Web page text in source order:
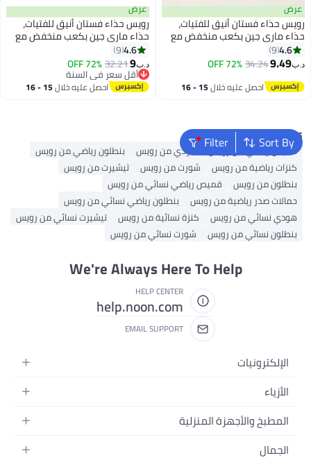
4
عرض
رويس حذاء فستان أنيق للفتيات،
حذاء ماري جين بكعب منخفض مع
لآلئ وعقدة على شكل عقدة،
مناسب للحفلات وحفلات الزفاف
والمدرسة والارتداء اليومي أو
المناسبات الأخرى
4.6
9
د.ب‏9.49
34.24
72% OFF
احصل عليه خلال 15 - 16
4
عرض
رويس حذاء فستان أنيق للفتيات،
حذاء ماري جين بكعب منخفض مع
عقدة على شكل عقدة، حذاء الأميرة
اللامع بتصميم فيلكرو لاصق،
مناسب للحفلات أو حفلات الزفاف أو
المدرسة أو الارتداء اليومي أو
4.6
9
د.ب‏9
32.21
72% OFF
أقل سعر في السنة
أقل سعر في السنة
احصل عليه خلال 15 - 16
Sort By
FilterPopular Searches
قميص رياضي من رويس هودي من رويس
بنطلون رياضي من رويس
كنزات رياضية من رويس
شورت من رويس
تيشيرت من رويس
بنطلون من رويس
قميص رياضي نسائي من رويس
حمالات صدر رياضية من رويس
بنطلون رياضي نسائي من رويس
هودي نسائي من رويس
كنزة نسائية من رويس
تيشيرت نسائي من رويس
بنطلون نسائي من رويس
شورت نسائي من رويس
We're Always Here To Help
HELP CENTER
help.noon.com
EMAIL SUPPORT
الإلكترونيات
الجوالات
اللابتوبات
الأجهزة المنزلية
الأزياء
أزياء نسائية
أزياء البنات
المطبخ والأجهزة المنزلية
الحمام
الجمال